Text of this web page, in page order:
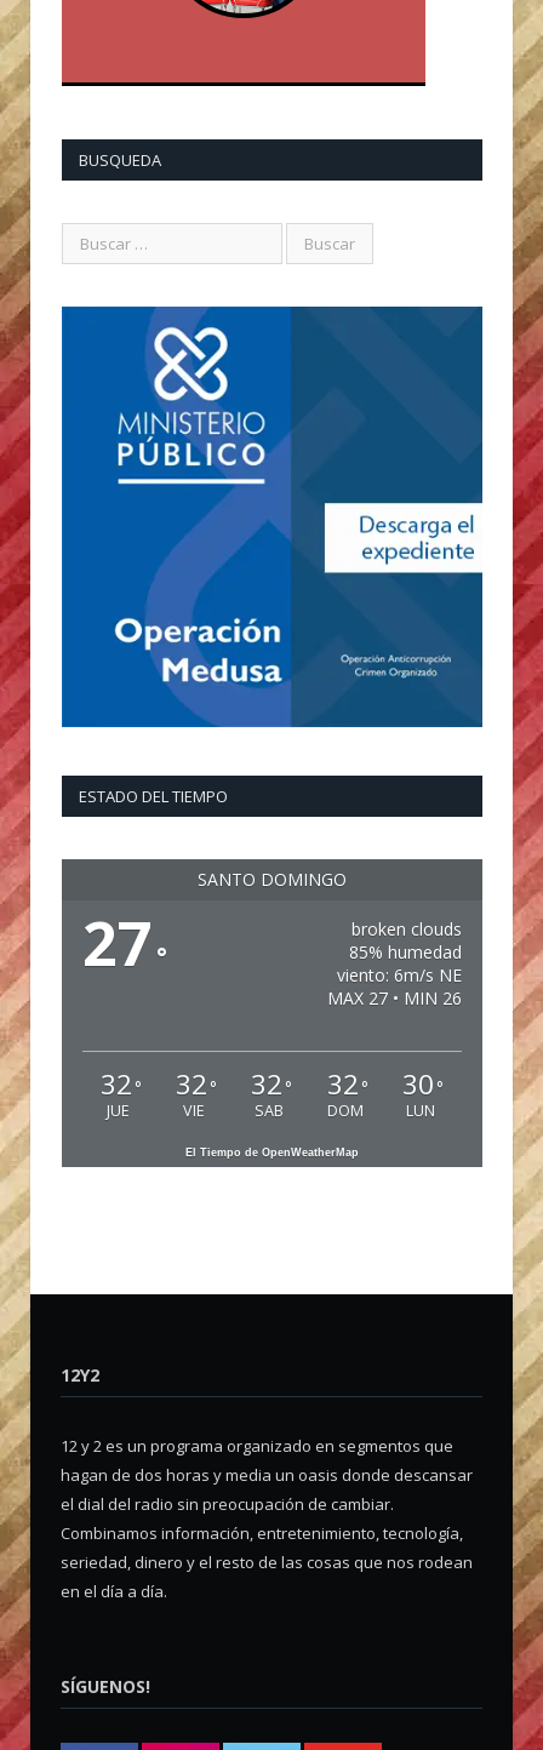
BUSQUEDA
ESTADO DEL TIEMPO
SANTO DOMINGO
27 °
broken clouds
85% humedad
viento: 6m/s NE
MAX 27 • MIN 26
32 °
JUE
32 °
VIE
32 °
SAB
32 °
DOM
30 °
LUN
El Tiempo de OpenWeatherMap
12Y2
12 y 2 es un programa organizado en segmentos que
hagan de dos horas y media un oasis donde descansar
el dial del radio sin preocupación de cambiar.
Combinamos información, entretenimiento, tecnología,
seriedad, dinero y el resto de las cosas que nos rodean
en el día a día.
SÍGUENOS!